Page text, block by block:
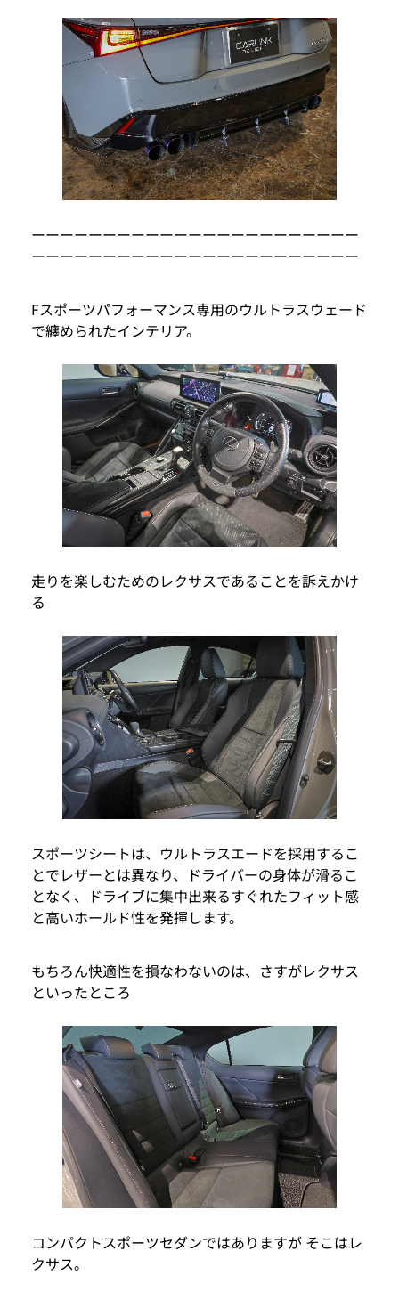
ーーーーーーーーーーーーーーーーーーーーーーー
ーーーーーーーーーーーーーーーーーーーーーーー
Fスポーツパフォーマンス専用のウルトラスウェード
で纏められたインテリア。
走りを楽しむためのレクサスであることを訴えかけ
る
スポーツシートは、ウルトラスエードを採用するこ
とでレザーとは異なり、ドライバーの身体が滑るこ
となく、ドライブに集中出来るすぐれたフィット感
と高いホールド性を発揮します。
もちろん快適性を損なわないのは、さすがレクサス
といったところ
コンパクトスポーツセダンではありますが そこはレ
クサス。